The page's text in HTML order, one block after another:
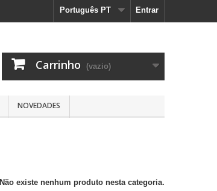
Entrar
Português PT
Carrinho (vazio)
NOVEDADES
Não existe nenhum produto nesta categoria.